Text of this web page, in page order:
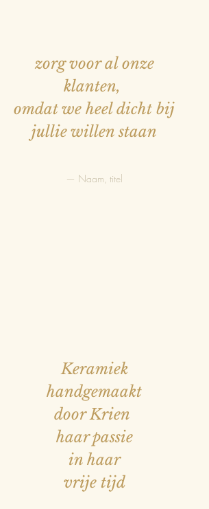
Keramiek
handgemaakt
door Krien
haar passie
in haar
vrije tijd
zorg voor al onze
klanten,
omdat we heel dicht bij
jullie willen staan
— Naam, titel